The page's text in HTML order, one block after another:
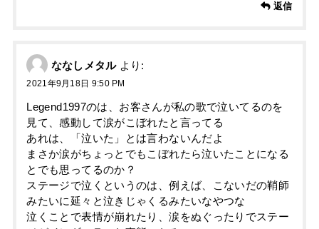
返信
ななしメタル より:
2021年9月18日 9:50 PM
Legend1997のは、お客さんが私の歌で泣いてるのを
見て、感動して涙がこぼれたと言ってる
あれは、「泣いた」とは言わないんだよ
まさか涙がちょっとでもこぼれたら泣いたことになる
とでも思ってるのか？
ステージで泣くというのは、例えば、こないだの鞘師
みたいに延々と泣きじゃくるみたいなやつな
泣くことで表情が崩れたり、涙をぬぐったりでステー